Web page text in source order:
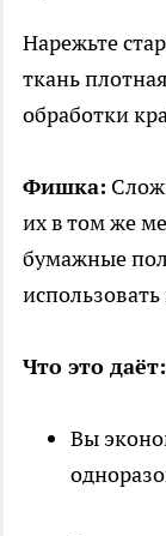
Нарежьте
ткань
обработки
Фишка:
их в том же
бумажные
Что это даёт:
Вы